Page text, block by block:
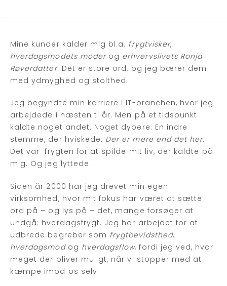
Mine kunder kalder mig bl.a. frygtvisker,
hverdagsmodets moderog erhvervslivets Ronja
Røverdatter. Det er store ord, og jeg bærer dem
med ydmyghed og stolthed.
Jeg begyndte min karriere i IT-branchen, hvor jeg
arbejdede i næsten ti år. Men på et tidspunkt
kaldte noget andet. Noget dybere. En indre
stemme, der hviskede: Der er mere end det her.
Det var frygten for at spilde mit liv, der kaldte på
mig. Og jeg lyttede.
Siden år 2000 har jeg drevet min egen
virksomhed, hvor mit fokus har været at sætte
ord på – og lys på – det, mange forsøger at
undgå: hverdagsfrygt. Jeg har arbejdet for at
udbrede begreber som frygtbevidsthed,
hverdagsmodog hverdagsflow, fordi jeg ved, hvor
meget der bliver muligt, når vi stopper med at
kæmpe imod os selv.